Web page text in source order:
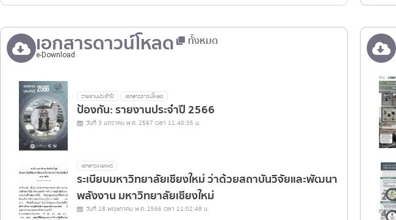
เอกสารดาวน์โหลด
e-Download
ทั้งหมด
รายงานประจำปี เอกสารดาวน์โหลด
ป้องกัน: รายงานประจำปี 2566
วันที่ 3 มกราคม พ.ศ. 2567 เวลา 11:40:35 น.
เอกสารเผยแพร่
ระเบียบมหาวิทยาลัยเชียงใหม่ ว่าด้วยสถาบันวิจัยและพัฒนา
พลังงาน มหาวิทยาลัยเชียงใหม่
วันที่ 18 พฤษภาคม พ.ศ. 2566 เวลา 11:02:48 น.